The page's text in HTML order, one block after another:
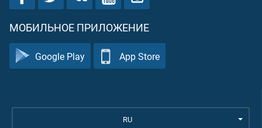
МОБИЛЬНОЕ ПРИЛОЖЕНИЕ
Google Play App Store
RU